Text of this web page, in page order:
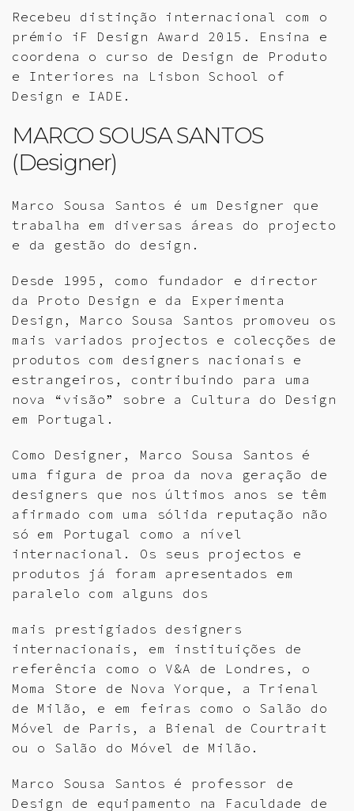
Recebeu distinção internacional com o
prémio iF Design Award 2015. Ensina e
coordena o curso de Design de Produto
e Interiores na Lisbon School of
Design e IADE.
MARCO SOUSA SANTOS
(Designer)
Marco Sousa Santos é um Designer que
trabalha em diversas áreas do projecto
e da gestão do design.
Desde 1995, como fundador e director
da Proto Design e da Experimenta
Design, Marco Sousa Santos promoveu os
mais variados projectos e colecções de
produtos com designers nacionais e
estrangeiros, contribuindo para uma
nova “visão” sobre a Cultura do Design
em Portugal.
Como Designer, Marco Sousa Santos é
uma figura de proa da nova geração de
designers que nos últimos anos se têm
afirmado com uma sólida reputação não
só em Portugal como a nível
internacional. Os seus projectos e
produtos já foram apresentados em
paralelo com alguns dos
mais prestigiados designers
internacionais, em instituições de
referência como o V&A de Londres, o
Moma Store de Nova Yorque, a Trienal
de Milão, e em feiras como o Salão do
Móvel de Paris, a Bienal de Courtrait
ou o Salão do Móvel de Milão.
Marco Sousa Santos é professor de
Design de equipamento na Faculdade de